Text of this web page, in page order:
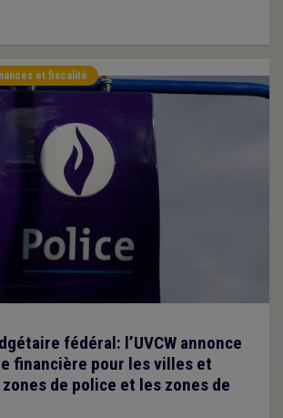
et fiscalité
fédéral: l’UVCW annonce
financière pour les villes et
de police et les zones de